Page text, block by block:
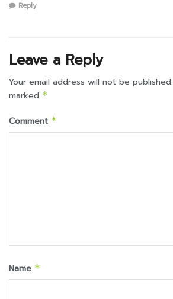
Reply
Leave a Reply
Your email address will not be published.
marked *
Comment *
Name *